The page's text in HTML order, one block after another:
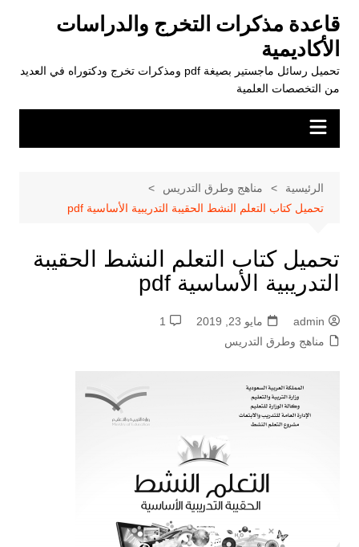
المحتوى
قاعدة مذكرات التخرج والدراسات
الأكاديمية
تحميل رسائل ماجستير بصيغة pdf ومذكرات تخرج ودكتوراه في العديد
من التخصصات العلمية
الرئيسية
مناهج وطرق التدريس
تحميل كتاب التعلم النشط الحقيبة التدريبية الأساسية pdf
تحميل كتاب التعلم النشط الحقيبة
التدريبية الأساسية pdf
admin مايو 23, 2019
1
مناهج وطرق التدريس